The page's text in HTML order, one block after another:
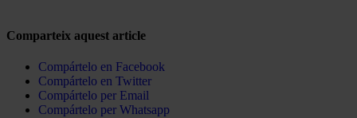
Comparteix aquest article
Compártelo en Facebook
Compártelo en Twitter
Compártelo per Email
Compártelo per Whatsapp